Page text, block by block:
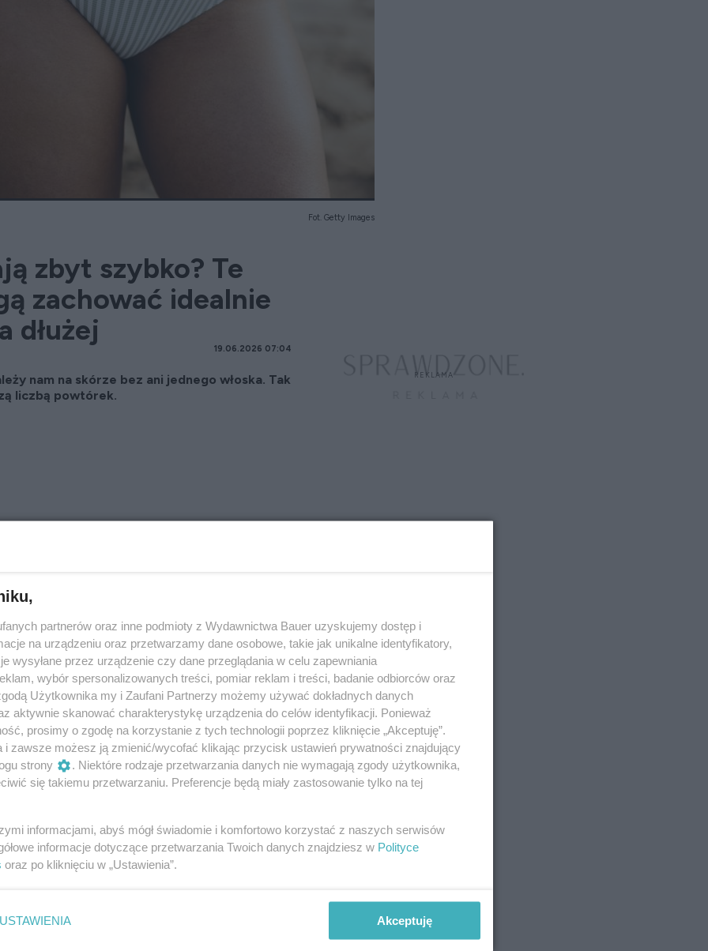
Fot. Getty Images
zbyt szybko? Te
zachować idealnie
dłużej
19.06.2026 07:04
nam na skórze bez ani jednego włoska. Tak
liczbą powtórek.
skórę, też pach i bikini.
skórze, włoski mają szansę być
efekt gładkości jest dłuższy. Tu wybierz
zamiast tych z solą – cukrowe, a także
się, że peeling z drobinkami należy zrobić dzień
polecają też szczotkowanie ciała na sucho
partnerów oraz inne podmioty z Wydawnictwa Bauer uzyskujemy dostęp i
na urządzeniu oraz przetwarzamy dane osobowe, takie jak unikalne identyfikatory,
wysyłane przez urządzenie czy dane przeglądania w celu zapewniania
wybór spersonalizowanych treści, pomiar reklam i treści, badanie odbiorców oraz
Użytkownika my i Zaufani Partnerzy możemy używać dokładnych danych
aktywnie skanować charakterystykę urządzenia do celów identyfikacji. Ponieważ
prosimy o zgodę na korzystanie z tych technologii poprzez kliknięcie „Akceptuję”.
i zawsze możesz ją zmienić/wycofać klikając przycisk ustawień prywatności znajdujący
strony
. Niektóre rodzaje przetwarzania danych nie wymagają zgody użytkownika,
się takiemu przetwarzaniu. Preferencje będą miały zastosowanie tylko na tej
informacjami, abyś mógł świadomie i komfortowo korzystać z naszych serwisów
informacje dotyczące przetwarzania Twoich danych znajdziesz w Polityce
oraz po kliknięciu w „Ustawienia”.
USTAWIENIA Akceptuję